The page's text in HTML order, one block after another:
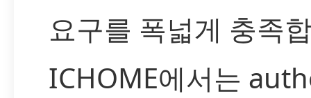
요구를 폭넓게 충족
ICHOME에서는